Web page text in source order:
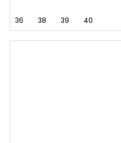
36 38 39 40